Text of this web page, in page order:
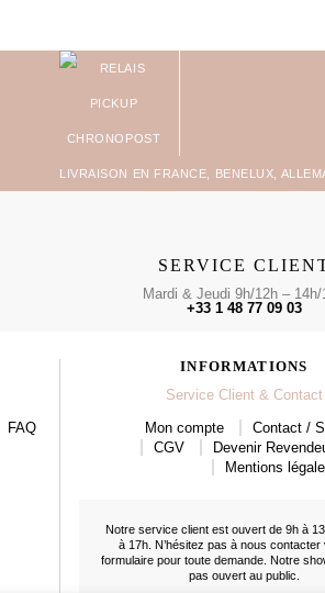
LIVRAISON EN FRANCE, BENELUX,
SERVICE
Mardi & Jeudi 9h/12h – 14h/
+33 1 48 77 09 03
FAQ
INFORMATIONS
Service Client & Contact
Mon compte
Contact /
CGV
Devenir
Mentions
Notre service client est ouvert de 9h à
à 17h. N’hésitez pas à nous contacter
formulaire pour toute demande. Notre
pas ouvert au public.